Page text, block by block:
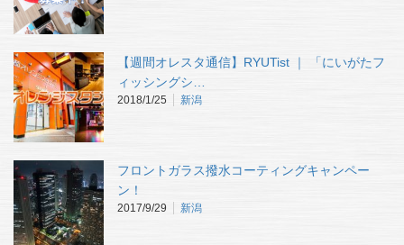
【週間オレスタ通信】RYUTist ｜ 「にいがたフ
ィッシングシ…
2018/1/25 新潟
フロントガラス撥水コーティングキャンペー
ン！
2017/9/29 新潟